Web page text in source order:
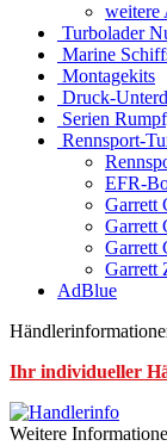
weitere
Turbolader
Marine
Montagekits
Druck-
Serien
Rennsport-
EFR-
Garrett
Garrett
Garrett
Garrett
AdBlue
Ihr individueller
Weitere